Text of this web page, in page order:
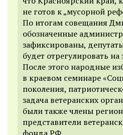
не готов к „мусорной
По итогам совещания
обозначенные
зафиксированы,
будет отрегулировать
После этого народные
в краевом семинаре
поколения,
задача ветеранских
были также члены
представители